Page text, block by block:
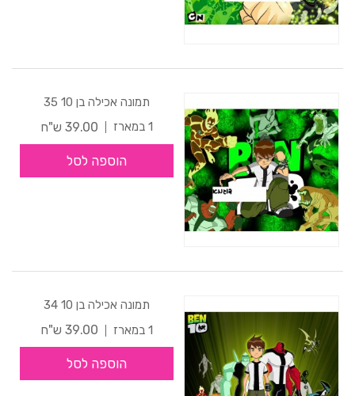
תמונה אכילה בן 10 35
1 במארז
39.00 ש"ח
הוספה לסל
תמונה אכילה בן 10 34
1 במארז
39.00 ש"ח
הוספה לסל